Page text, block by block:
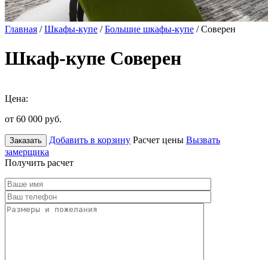
Главная /Шкафы-купе /Большие шкафы-купе / Соверен
Шкаф-купе Соверен
Цена:
от 60 000 руб.
Заказать Добавить в корзину Расчет цены Вызвать
замерщика
Получить расчет